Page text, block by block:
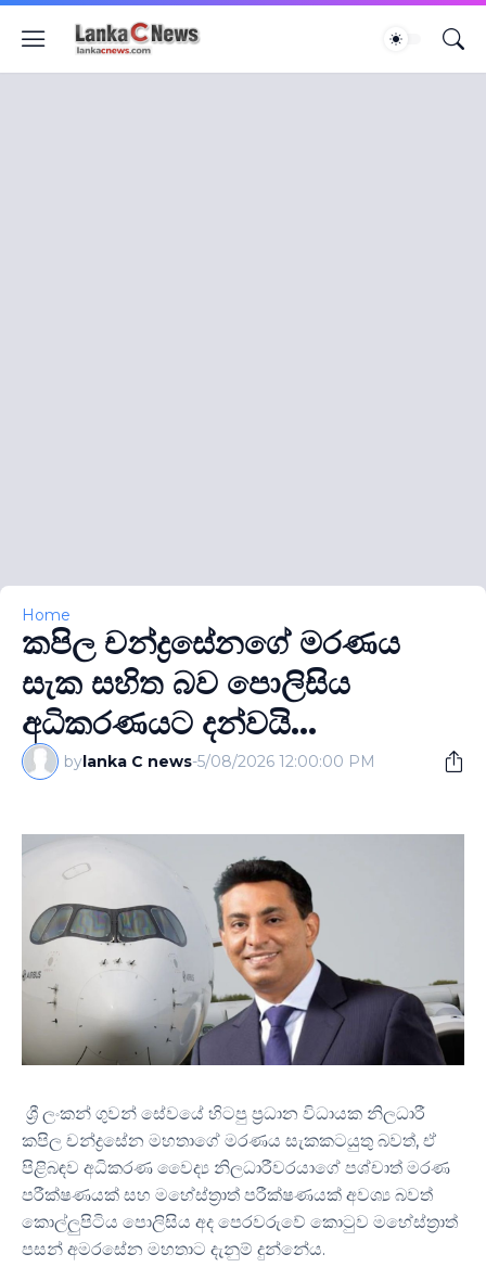
Home
කපිල චන්ද්‍රසේනගේ මරණය
සැක සහිත බව පොලිසිය
අධිකරණයට දන්වයි...
bylanka C news-5/08/2026 12:00:00 PM
ශ්‍රී ලංකන් ගුවන් සේවයේ හිටපු ප්‍රධාන විධායක නිලධාරී
කපිල චන්ද්‍රසේන මහතාගේ මරණය සැකකටයුතු බවත්, ඒ
පිළිබඳව අධිකරණ වෛද්‍ය නිලධාරීවරයාගේ පශ්චාත් මරණ
පරීක්ෂණයක් සහ මහේස්ත්‍රාත් පරීක්ෂණයක් අවශ්‍ය බවත්
කොල්ලුපිටිය පොලිසිය අද පෙරවරුවේ කොටුව මහේස්ත්‍රාත්
පසන් අමරසේන මහතාට දැනුම් දුන්නේය.